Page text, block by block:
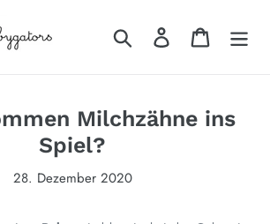
Suchen Einloggen
Milchzähne ins
Spiel?
28. Dezember 2020